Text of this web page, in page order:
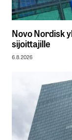
Novo Nordisk
sijoittajille
6.8.2026